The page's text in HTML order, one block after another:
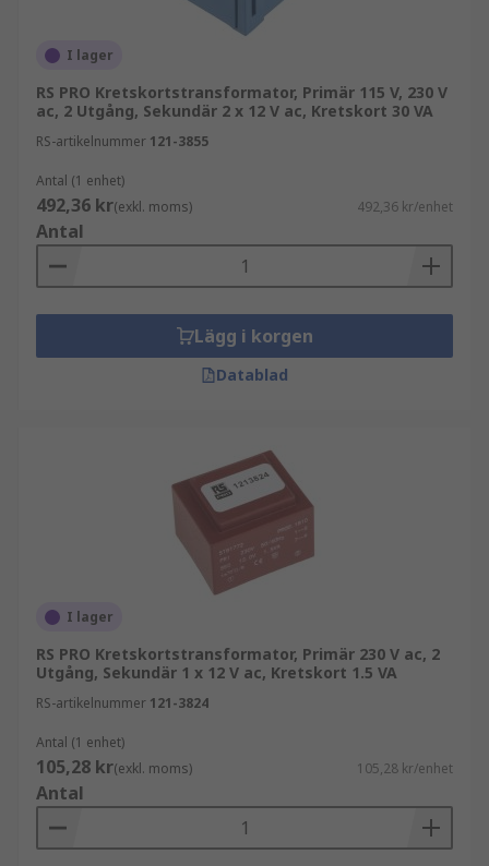
I lager
RS PRO Kretskortstransformator, Primär 115 V, 230 V
ac, 2 Utgång, Sekundär 2 x 12 V ac, Kretskort 30 VA
RS-artikelnummer 121-3855
Antal (1 enhet)
492,36 kr(exkl. moms) 492,36 kr/enhet
Antal
Lägg i korgen
Datablad
I lager
RS PRO Kretskortstransformator, Primär 230 V ac, 2
Utgång, Sekundär 1 x 12 V ac, Kretskort 1.5 VA
RS-artikelnummer 121-3824
Antal (1 enhet)
105,28 kr(exkl. moms) 105,28 kr/enhet
Antal